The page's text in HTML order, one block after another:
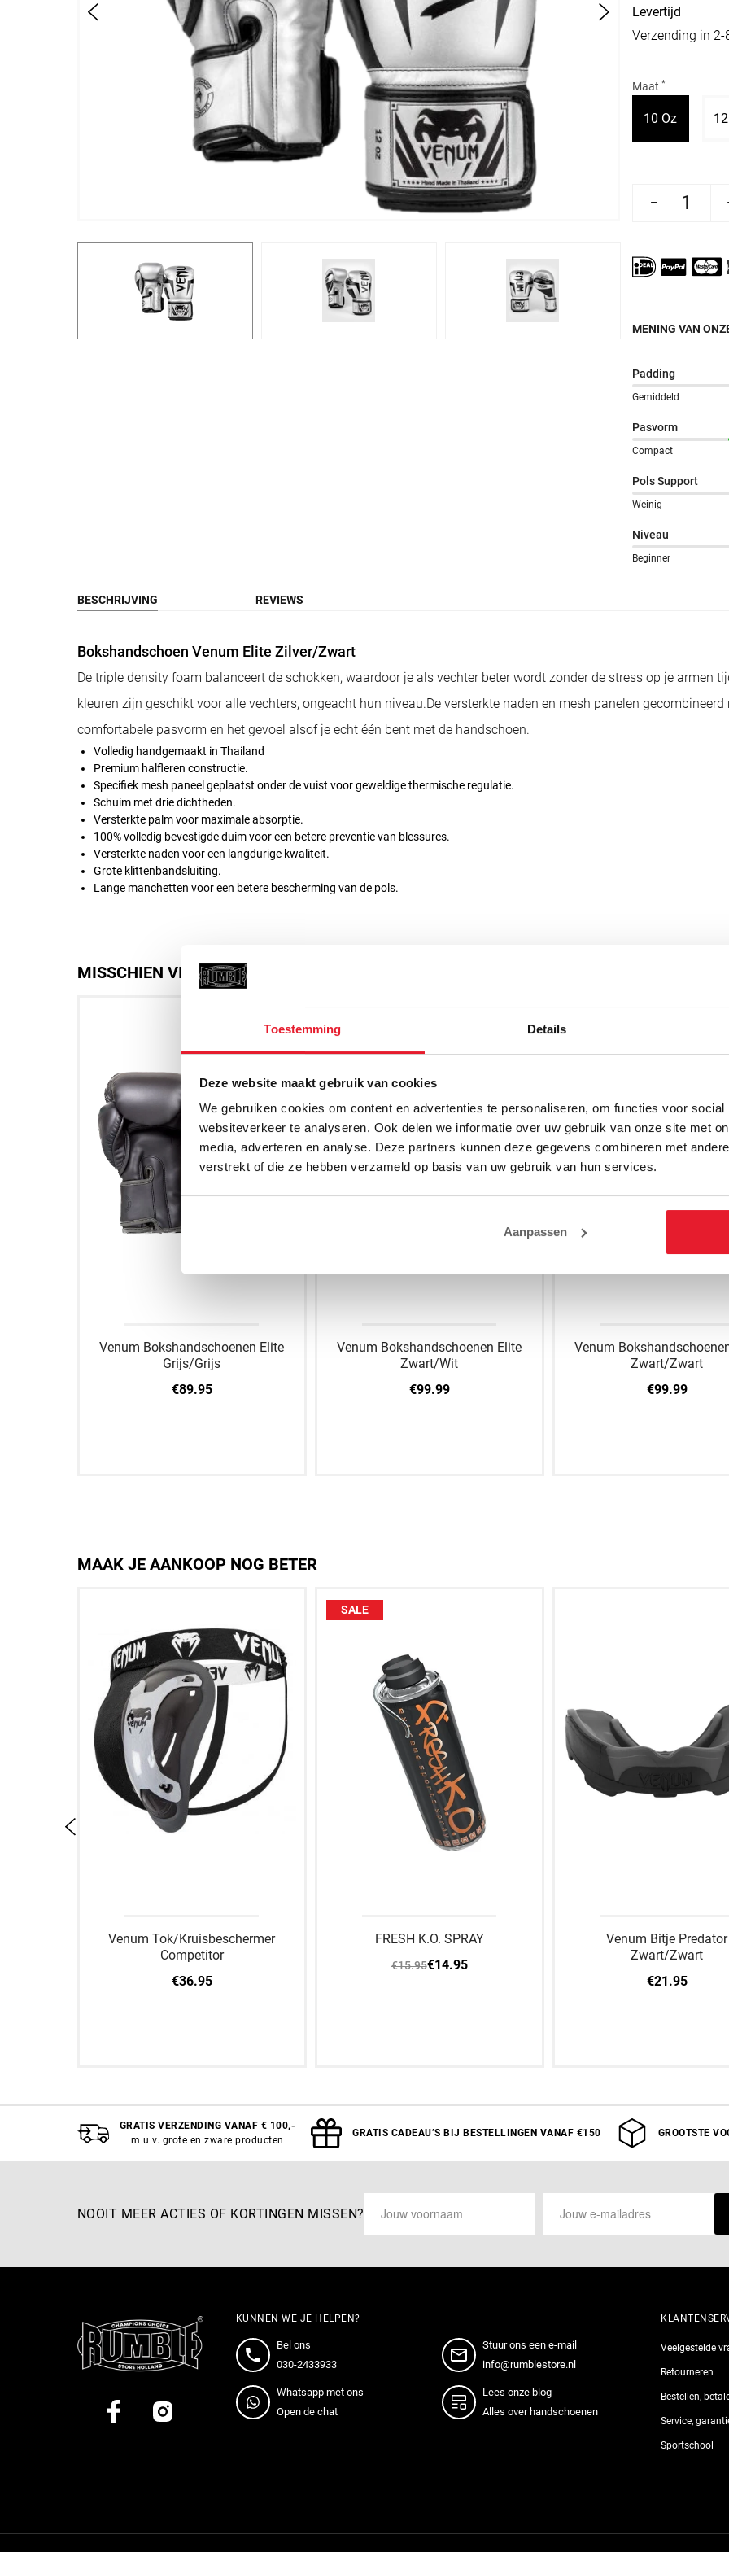
Toestemming Details
Deze website maakt gebruik van cookies
We gebruiken cookies om content en advertenties te personaliseren, om functies voor
websiteverkeer te analyseren. Ook delen we informatie over uw gebruik van onze site met
media, adverteren en analyse. Deze partners kunnen deze gegevens combineren met
verstrekt of die ze hebben verzameld op basis van uw gebruik van hun services.
Aanpassen
Levertijd
Verzending in
Maat *
10 OzVariant
Aantal verlagen voor VenumAantal verhogen voor Venum
MENING VAN
Padding
Gemiddeld
Pasvorm
Compact
Pols Support
Weinig
Niveau
Beginner
BESCHRIJVING REVIEWS
Bokshandschoen Venum Elite Zilver/Zwart
De triple density foam balanceert de schokken, waardoor je als vechter beter wordt zonder de stress op je armen
kleuren zijn geschikt voor alle vechters, ongeacht hun niveau.De versterkte naden en mesh panelen
comfortabele pasvorm en het gevoel alsof je echt één bent met de handschoen.
Volledig handgemaakt in Thailand
Premium halfleren constructie.
Specifiek mesh paneel geplaatst onder de vuist voor geweldige thermische regulatie.
Schuim met drie dichtheden.
Versterkte palm voor maximale absorptie.
100% volledig bevestigde duim voor een betere preventie van blessures.
Versterkte naden voor een langdurige kwaliteit.
Grote klittenbandsluiting.
Lange manchetten voor een betere bescherming van de pols.
MISSCHIEN VIND JE DIT OOK LEUK
Venum Bokshandschoenen Elite
Grijs/Grijs
€89.95
Venum Bokshandschoenen Elite
Zwart/Wit
€99.99
Venum
Zwart/Zwart
€99.99
MAAK JE AANKOOP NOG BETER
Venum Tok/Kruisbeschermer
Competitor
€36.95
SALE
FRESH K.O. SPRAY
€15.95€14.95
Venum Bitje Predator
Zwart/Zwart
€21.95
GRATIS VERZENDING VANAF € 100,-
m.u.v. grote en zware producten
GRATIS CADEAU’S BIJ BESTELLINGEN VANAF €150 GROOTSTE
NOOIT MEER ACTIES OF KORTINGEN MISSEN?
KUNNEN WE JE HELPEN?
Bel ons
030-2433933
Stuur ons een e-mail
info@rumblestore.nl
Whatsapp met ons
Open de chat
Lees onze blog
Alles over handschoenen
Veelgestelde
Retourneren
Bestellen,
Service,
Sportschool